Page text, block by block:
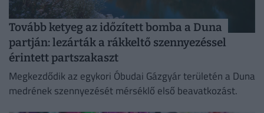
Tovább ketyeg az időzített bomba a Duna
partján: lezárták a rákkeltő szennyezéssel
érintett partszakaszt
Megkezdődik az egykori Óbudai Gázgyár területén a Duna
medrének szennyezését mérséklő első beavatkozást.